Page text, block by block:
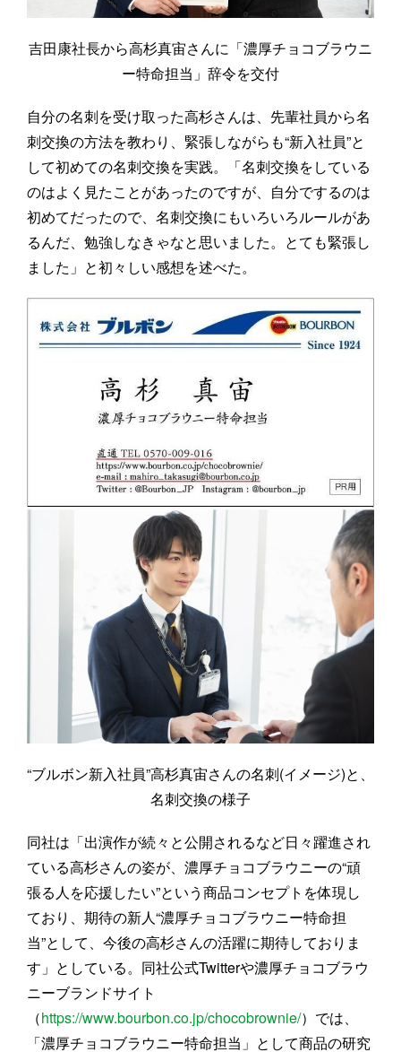
吉田康社長から高杉真宙さんに「濃厚チョコブラウニ
ー特命担当」辞令を交付
自分の名刺を受け取った高杉さんは、先輩社員から名
刺交換の方法を教わり、緊張しながらも“新入社員”と
して初めての名刺交換を実践。「名刺交換をしている
のはよく見たことがあったのですが、自分でするのは
初めてだったので、名刺交換にもいろいろルールがあ
るんだ、勉強しなきゃなと思いました。とても緊張し
ました」と初々しい感想を述べた。
“ブルボン新入社員”高杉真宙さんの名刺(イメージ)と、
名刺交換の様子
同社は「出演作が続々と公開されるなど日々躍進され
ている高杉さんの姿が、濃厚チョコブラウニーの“頑
張る人を応援したい”という商品コンセプトを体現し
ており、期待の新人“濃厚チョコブラウニー特命担
当”として、今後の高杉さんの活躍に期待しておりま
す」としている。同社公式Twitterや濃厚チョコブラウ
ニーブランドサイト
（https://www.bourbon.co.jp/chocobrownie/）では、
「濃厚チョコブラウニー特命担当」として商品の研究